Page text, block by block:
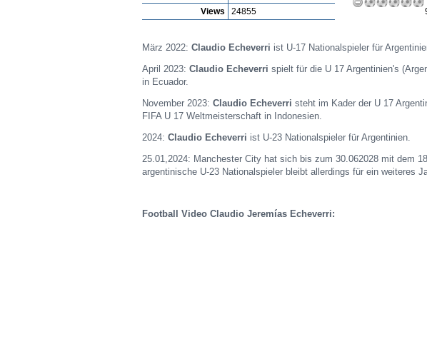
Views
24855
März 2022:Claudio Echeverri ist U-17 Nationalspieler für
April 2023:Claudio Echeverrispielt für die U 17 Argentinien's
in Ecuador.
November 2023:Claudio Echeverristeht im Kader der U 17
FIFA U 17 Weltmeisterschaft in Indonesien.
2024:Claudio Echeverri ist U-23 Nationalspieler für Argentinien.
25.01,2024: Manchester City hat sich bis zum 30.062028 mit dem
argentinische U-23 Nationalspieler bleibt allerdings für ein weiteres
Football Video Claudio Jeremías Echeverri: